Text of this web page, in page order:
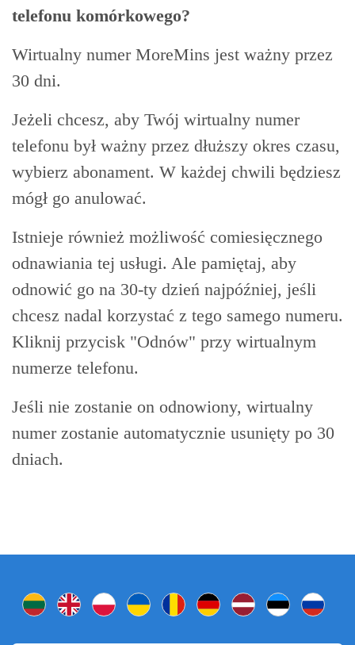
telefonu komórkowego?
Wirtualny numer MoreMins jest ważny przez
30 dni.
Jeżeli chcesz, aby Twój wirtualny numer
telefonu był ważny przez dłuższy okres czasu,
wybierz abonament. W każdej chwili będziesz
mógł go anulować.
Istnieje również możliwość comiesięcznego
odnawiania tej usługi. Ale pamiętaj, aby
odnowić go na 30-ty dzień najpóźniej, jeśli
chcesz nadal korzystać z tego samego numeru.
Kliknij przycisk "Odnów" przy wirtualnym
numerze telefonu.
Jeśli nie zostanie on odnowiony, wirtualny
numer zostanie automatycznie usunięty po 30
dniach.